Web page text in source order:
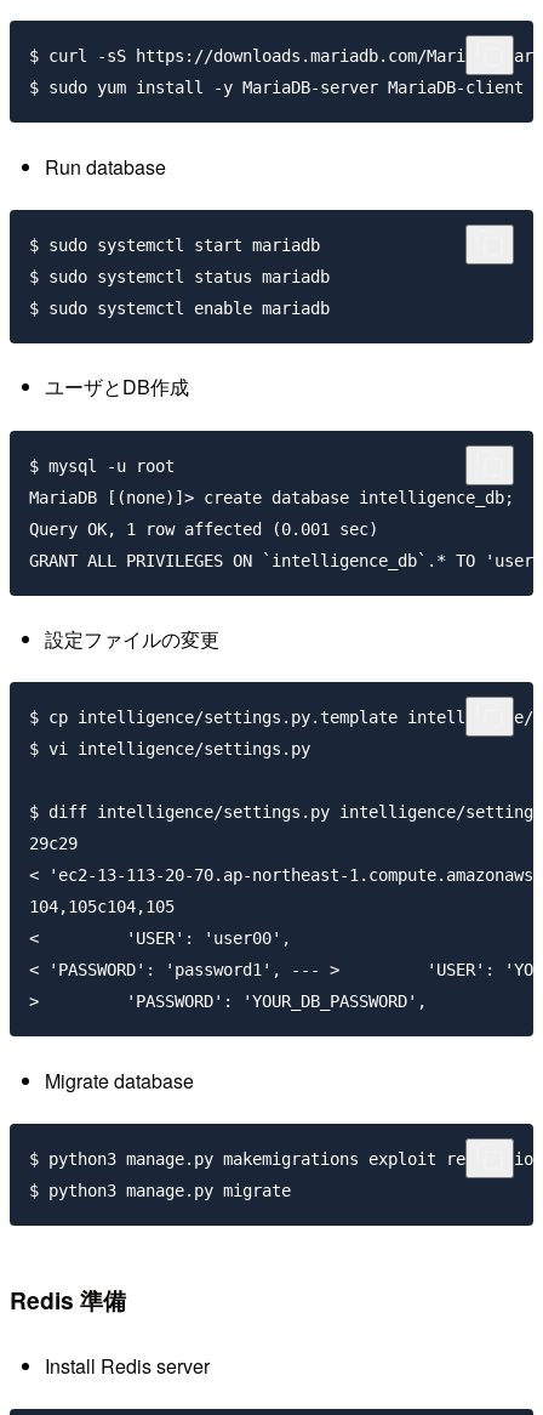
$ curl -sS https://downloads.mariadb.com/MariaDB/
Run database
$ sudo systemctl start mariadb
$ sudo systemctl status mariadb
ユーザとDB作成
$ mysql -u root
MariaDB [(none)]> create database intelligence_db;
Query OK, 1 row affected (0.001 sec)
設定ファイルの変更
$ cp intelligence/settings.py.template intelligence/
$ vi intelligence/settings.py
$ diff intelligence/settings.py intelligence/
29c29
< 'ec2-13-113-20-70.ap-northeast-
104,105c104,105
<         'USER': 'user00',
< 'PASSWORD': 'password1', --- >         'USER':
Migrate database
$ python3 manage.py makemigrations exploit
Redis 準備
Install Redis server